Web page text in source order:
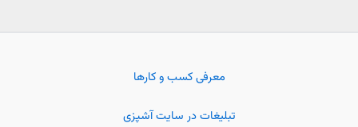
معرفی کسب و کارها
تبلیغات در سایت آشپزی